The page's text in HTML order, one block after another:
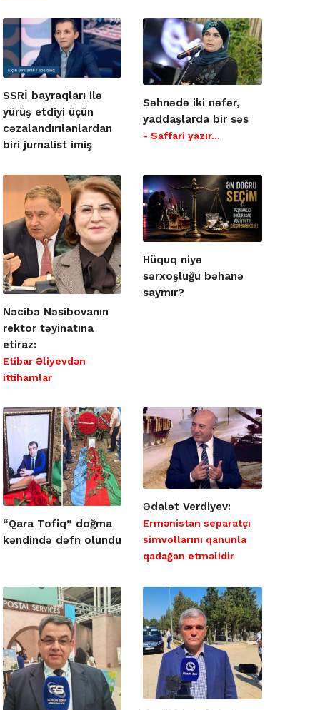
SSRİ bayraqları ilə
yürüş etdiyi üçün
cəzalandırılanlardan
biri jurnalist imiş
Səhnədə iki nəfər,
yaddaşlarda bir səs
- Saffari yazır…
Nəcibə Nəsibovanın
rektor təyinatına
etiraz:
Etibar Əliyevdən
ittihamlar
Hüquq niyə
sərxoşluğu bəhanə
saymır?
“Qara Tofiq” doğma
kəndində dəfn olundu
Ədalət Verdiyev:
Ermənistan separatçı
simvollarını qanunla
qadağan etməlidir